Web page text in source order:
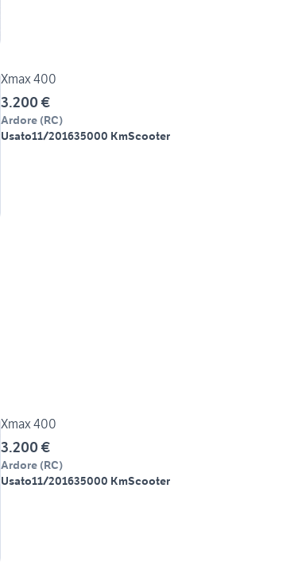
Xmax 400
3.200 €
Ardore (RC)
Usato11/201635000 KmScooter
Xmax 400
3.200 €
Ardore (RC)
Usato11/201635000 KmScooter